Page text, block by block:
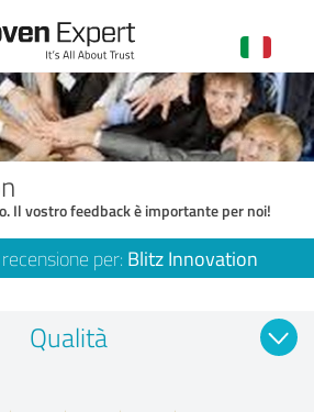
Il vostro feedback è importante per noi!
per: Blitz Innovation
Qualità